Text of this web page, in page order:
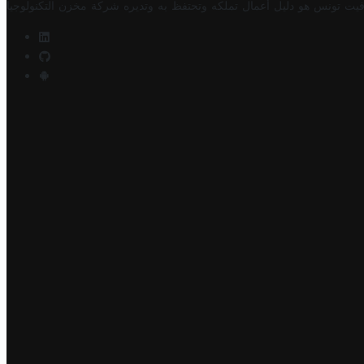
تونس هو دليل أعمال تملكه وتحتفظ به وتديره شركة مخزن التكنولوجيا